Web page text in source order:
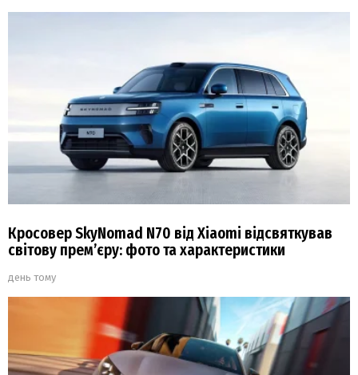
Кросовер SkyNomad N70 від Xiaomi відсвяткував
світову прем’єру: фото та характеристики
день тому